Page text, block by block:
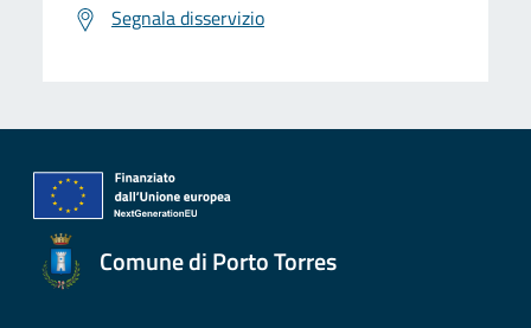
Segnala disservizio
Comune di Porto Torres